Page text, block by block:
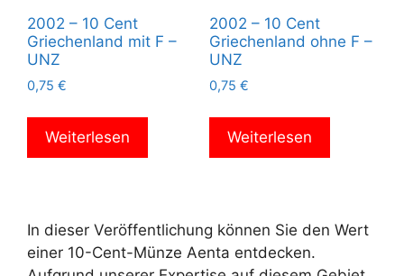
2002 – 10 Cent
Griechenland mit F –
UNZ
0,75 €
Weiterlesen
2002 – 10 Cent
Griechenland ohne F –
UNZ
0,75 €
Weiterlesen
In dieser Veröffentlichung können Sie den Wert
einer 10-Cent-Münze Aenta entdecken.